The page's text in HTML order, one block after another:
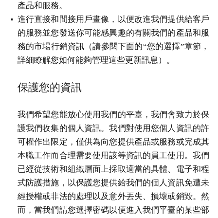
產品和服務。
進行直接和間接用戶畫像，以便改進我們提供給客戶
的服務並您發送你可能感興趣的有關我們的產品和服
務的市場行銷資訊（請參閱下面的“您的選擇”章節，
詳細瞭解您如何能夠管理這些更新訊息）。
保護您的資訊
我們希望您能放心使用我們的平臺，我們會致力於保
護我們收集的個人資訊。我們對使用您個人資訊的許
可權作出限定，僅供為向您提供產品或服務或完成其
本職工作而合理需要使用該等資訊的員工使用。我們
已經從技術和組織層面上採取適當的具體、電子和程
式防護措施，以保護您提供給我們的個人資訊免遭未
經授權或非法的處理以及意外丟失、損壞或銷毀。然
而，當我們請您選擇密碼以便進入我們平臺的某些部